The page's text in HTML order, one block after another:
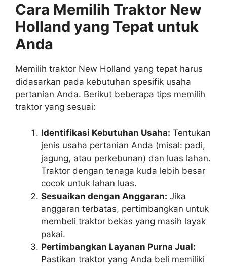
Cara Memilih Traktor New
Holland yang Tepat untuk
Anda
Memilih traktor New Holland yang tepat harus
didasarkan pada kebutuhan spesifik usaha
pertanian Anda. Berikut beberapa tips memilih
traktor yang sesuai:
Identifikasi Kebutuhan Usaha: Tentukan
jenis usaha pertanian Anda (misal: padi,
jagung, atau perkebunan) dan luas lahan.
Traktor dengan tenaga kuda lebih besar
cocok untuk lahan luas.
Sesuaikan dengan Anggaran: Jika
anggaran terbatas, pertimbangkan untuk
membeli traktor bekas yang masih layak
pakai.
Pertimbangkan Layanan Purna Jual:
Pastikan traktor yang Anda beli memiliki